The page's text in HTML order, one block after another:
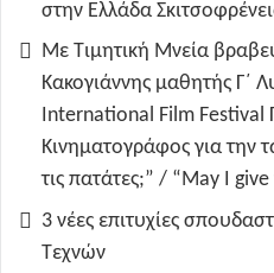
στην Ελλάδα
Με Τιμητική Μνεία
Κακογιάννης μαθητής Γ΄
International Film Festival
Κινηματογράφος για την
τις πατάτες;” / “May I
3 νέες επιτυχίες
Τεχνών